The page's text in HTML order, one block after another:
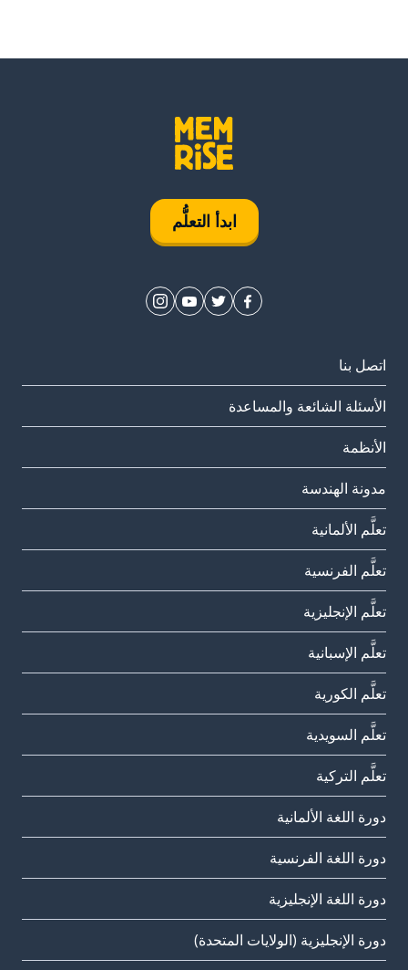
ابدأ التعلُّم
اتصل بنا
الأسئلة الشائعة والمساعدة
الأنظمة
مدونة الهندسة
تعلَّم الألمانية
تعلَّم الفرنسية
تعلَّم الإنجليزية
تعلَّم الإسبانية
تعلَّم الكورية
تعلَّم السويدية
تعلَّم التركية
دورة اللغة الألمانية
دورة اللغة الفرنسية
دورة اللغة الإنجليزية
دورة الإنجليزية (الولايات المتحدة)